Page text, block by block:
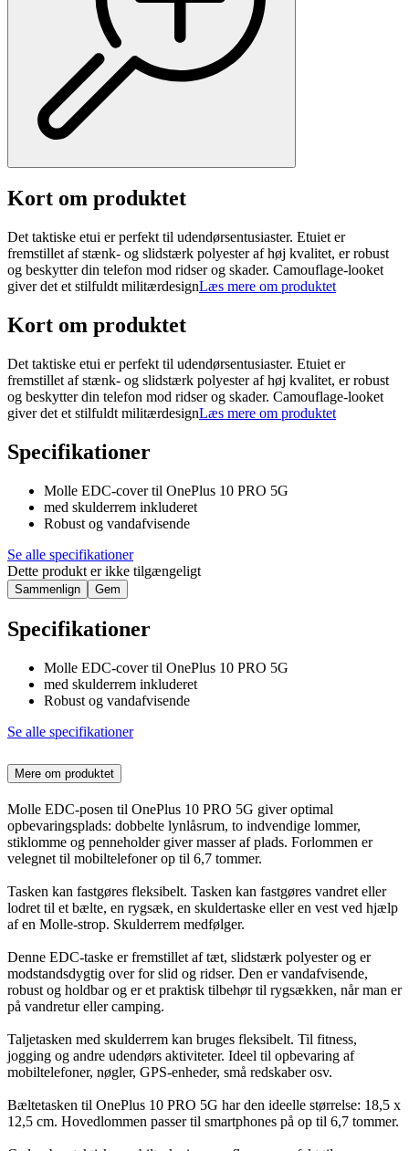
Kort om produktet
Det taktiske etui er perfekt til udendørsentusiaster. Etuiet er
fremstillet af stænk- og slidstærk polyester af høj kvalitet, er robust
og beskytter din telefon mod ridser og skader. Camouflage-looket
giver det et stilfuldt militærdesignLæs mere om produktet
Kort om produktet
Det taktiske etui er perfekt til udendørsentusiaster. Etuiet er
fremstillet af stænk- og slidstærk polyester af høj kvalitet, er robust
og beskytter din telefon mod ridser og skader. Camouflage-looket
giver det et stilfuldt militærdesignLæs mere om produktet
Specifikationer
Molle EDC-cover til OnePlus 10 PRO 5G
med skulderrem inkluderet
Robust og vandafvisende
Se alle specifikationer
Dette produkt er ikke tilgængeligt
Sammenlign Gem
Specifikationer
Molle EDC-cover til OnePlus 10 PRO 5G
med skulderrem inkluderet
Robust og vandafvisende
Se alle specifikationer
Mere om produktet
Molle EDC-posen til OnePlus 10 PRO 5G giver optimal
opbevaringsplads: dobbelte lynlåsrum, to indvendige lommer,
stiklomme og penneholder giver masser af plads. Forlommen er
velegnet til mobiltelefoner op til 6,7 tommer.
Tasken kan fastgøres fleksibelt. Tasken kan fastgøres vandret eller
lodret til et bælte, en rygsæk, en skuldertaske eller en vest ved hjælp
af en Molle-strop. Skulderrem medfølger.
Denne EDC-taske er fremstillet af tæt, slidstærk polyester og er
modstandsdygtig over for slid og ridser. Den er vandafvisende,
robust og holdbar og er et praktisk tilbehør til rygsækken, når man er
på vandretur eller camping.
Taljetasken med skulderrem kan bruges fleksibelt. Til fitness,
jogging og andre udendørs aktiviteter. Ideel til opbevaring af
mobiltelefoner, nøgler, GPS-enheder, små redskaber osv.
Bæltetasken til OnePlus 10 PRO 5G har den ideelle størrelse: 18,5 x
12,5 cm. Hovedlommen passer til smartphones på op til 6,7 tommer.